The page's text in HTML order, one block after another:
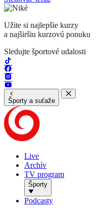
Užite si najlepšie kurzy
a najširšiu kurzovú ponuku
Sledujte športové udalosti
Športy a suťaže
Live
Archív
TV program
Športy
Podcasty